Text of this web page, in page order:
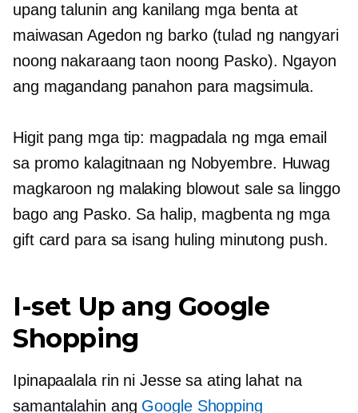
upang talunin ang kanilang mga benta at
maiwasanAgedon ng barko(tulad ng nangyari
noong nakaraang taon noong Pasko). Ngayon
ang magandang panahon para magsimula.
Higit pang mga tip: magpadala ng mga email
sa promo kalagitnaan ng Nobyembre. Huwag
magkaroon ng malaking blowout sale sa linggo
bago ang Pasko. Sa halip, magbenta ng mga
gift card para sa isang huling minutong push.
I-set Up ang Google
Shopping
Ipinapaalala rin ni Jesse sa ating lahat na
samantalahin ang Google Shopping